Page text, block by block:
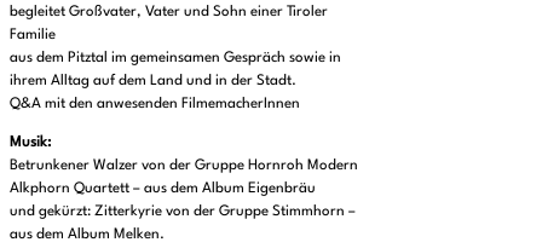
begleitet Großvater, Vater und Sohn einer Tiroler
Familie
aus dem Pitztal im gemeinsamen Gespräch sowie in
ihrem Alltag auf dem Land und in der Stadt.
Q&A mit den anwesenden FilmemacherInnen
Musik:
Betrunkener Walzer von der Gruppe Hornroh Modern
Alkphorn Quartett – aus dem Album Eigenbräu
und gekürzt: Zitterkyrie von der Gruppe Stimmhorn –
aus dem Album Melken.